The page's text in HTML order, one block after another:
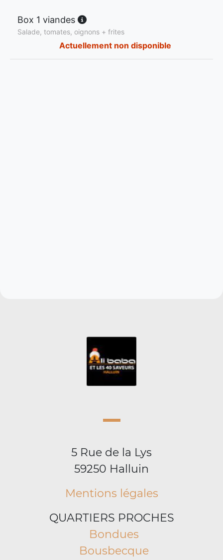
Box 1 viandes
Salade, tomates, oignons + frites
Actuellement non disponible
5 Rue de la Lys
59250 Halluin
Mentions légales
QUARTIERS PROCHES
Bondues
Bousbecque